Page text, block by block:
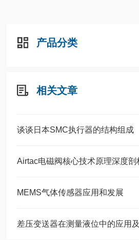
产品分类
相关文章
谈谈日本SMC执行器的结构组成
Airtac电磁阀核心技术原理深度剖
MEMS气体传感器应用和发展
差压变送器在测量液位中的应用